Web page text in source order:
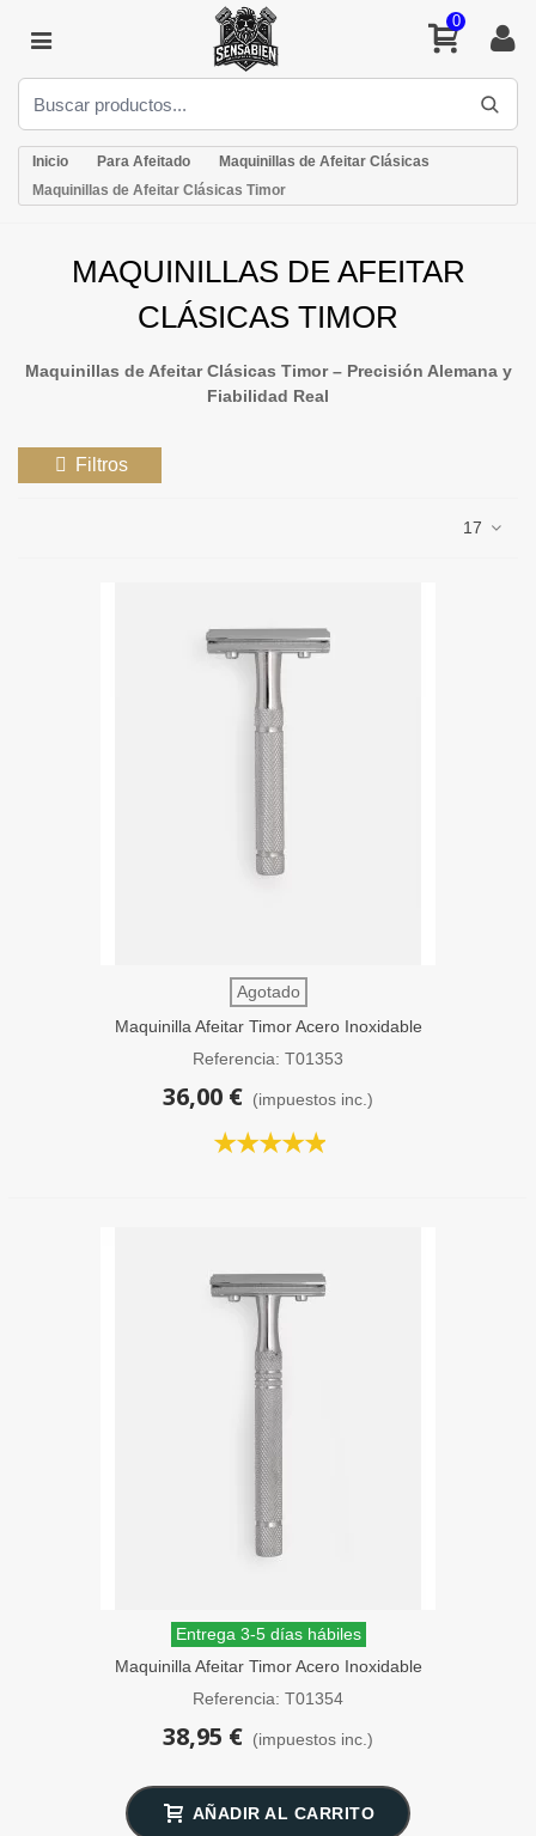
0
Inicio Para Afeitado
Maquinillas de Afeitar Clásicas
Maquinillas de Afeitar Clásicas Timor
MAQUINILLAS DE AFEITAR
CLÁSICAS TIMOR
Maquinillas de Afeitar Clásicas Timor – Precisión Alemana y
Fiabilidad Real
Filtros
17
Agotado
Maquinilla Afeitar Timor Acero Inoxidable
Peine Cerrado 80mm
Referencia: T01353
36,00 € (impuestos inc.)
Entrega 3-5 días hábiles
Maquinilla Afeitar Timor Acero Inoxidable
Peine Cerrado
Referencia: T01354
38,95 € (impuestos inc.)
AÑADIR AL CARRITO